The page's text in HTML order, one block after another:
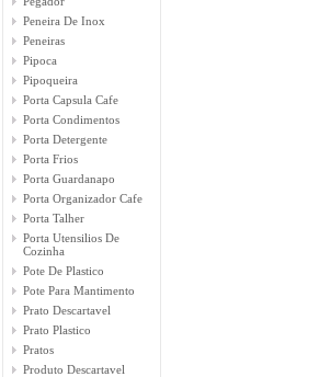
Peneira De Inox
Peneiras
Pipoca
Pipoqueira
Porta Capsula Cafe
Porta Condimentos
Porta Detergente
Porta Frios
Porta Guardanapo
Porta Organizador Cafe
Porta Talher
Porta Utensilios De
Cozinha
Pote De Plastico
Pote Para Mantimento
Prato Descartavel
Prato Plastico
Pratos
Produto Descartavel